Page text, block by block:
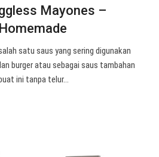
Mayones –
satu saus yang sering digunakan
burger atau sebagai saus tambahan
ini tanpa telur…